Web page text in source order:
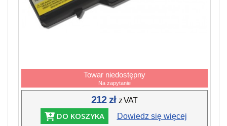
Towar niedostępny
Na zapytanie
212 złz VAT
DO KOSZYKA Dowiedz się więcej